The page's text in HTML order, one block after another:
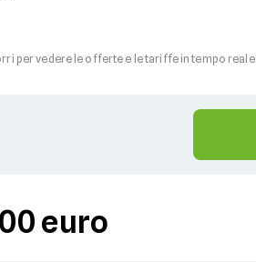
per vedere le offerte e le tariffe in tempo reale.
euro